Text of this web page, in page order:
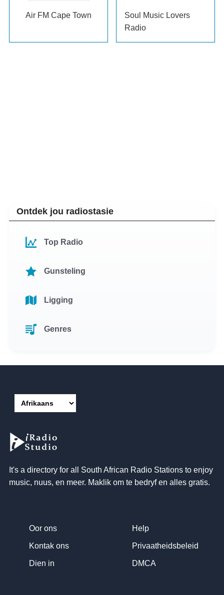
Air FM Cape Town
Soul Music Lovers
Radio
Ontdek jou radiostasie
Top Radio
Gunsteling
Ligging
Genres
It's a directory for all South African Radio Stations to enjoy
music, nuus, en meer. Maklik om te bedryf en alles gratis.
Oor ons
Kontak ons
Dien in
Help
Privaatheidsbeleid
DMCA